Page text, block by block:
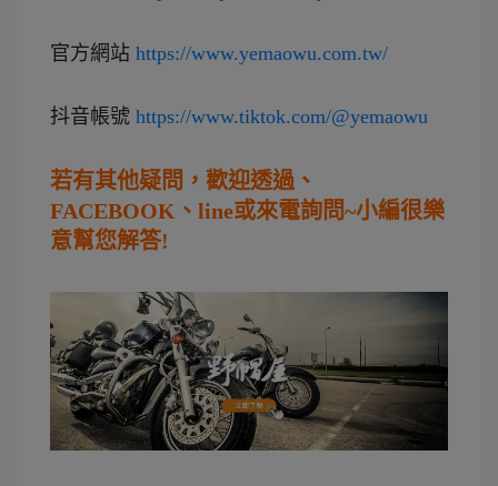
官方網站 https://www.yemaowu.com.tw/
抖音帳號 https://www.tiktok.com/@yemaowu
若有其他疑問，歡迎透過、
FACEBOOK、line或來電詢問~小編很樂
意幫您解答!